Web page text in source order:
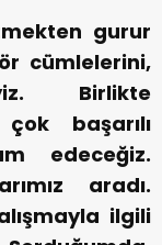
gurur
cümlelerini,
Birlikte
başarılı
edeceğiz.
aradı.
ilgili